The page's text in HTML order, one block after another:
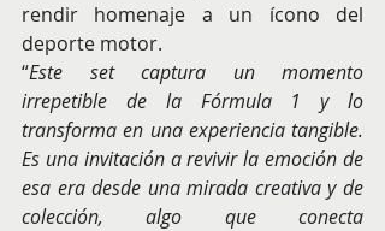
rendir homenaje a un ícono del
deporte motor.
“Este set captura un momento
irrepetible de la Fórmula 1 y lo
transforma en una experiencia tangible.
Es una invitación a revivir la emoción de
esa era desde una mirada creativa y de
colección, algo que conecta